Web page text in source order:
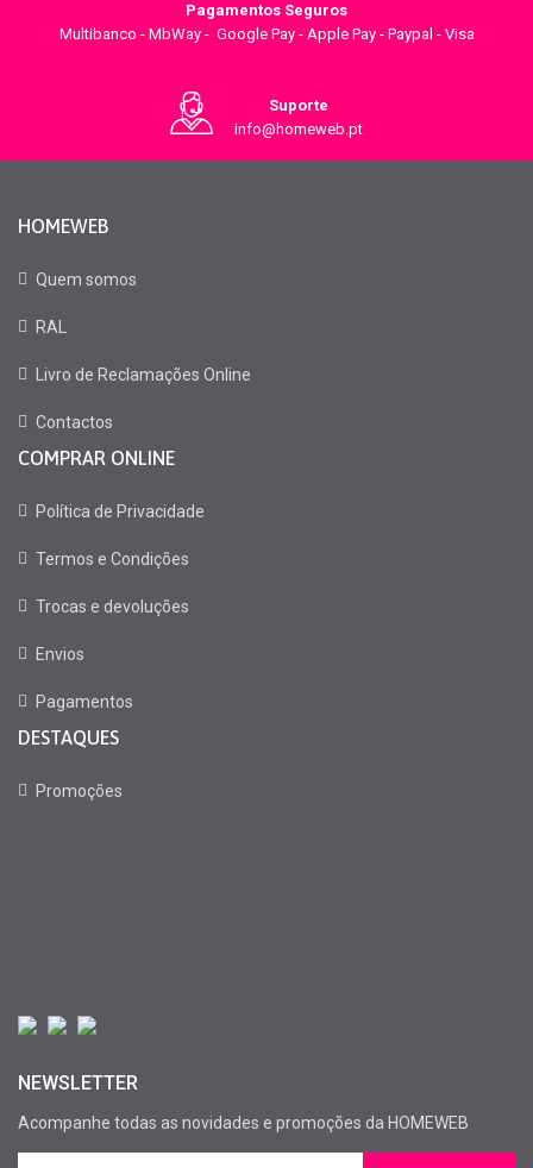
Pagamentos Seguros
Multibanco - MbWay - Google Pay - Apple Pay - Paypal - Visa
Suporte
info@homeweb.pt
HOMEWEB
Quem somos
RAL
Livro de Reclamações Online
Contactos
COMPRAR ONLINE
Política de Privacidade
Termos e Condições
Trocas e devoluções
Envios
Pagamentos
DESTAQUES
Promoções
NEWSLETTER
Acompanhe todas as novidades e promoções da HOMEWEB